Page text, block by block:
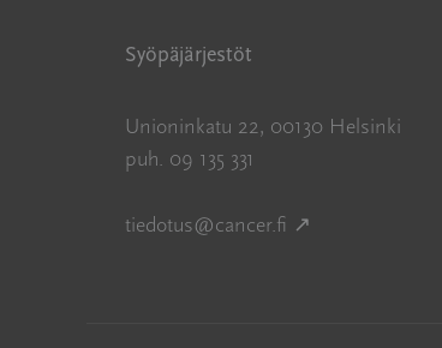
Syöpäjärjestöt
Unioninkatu 22, 00130 Helsinki
puh. 09 135 331
tiedotus@cancer.fi ↗